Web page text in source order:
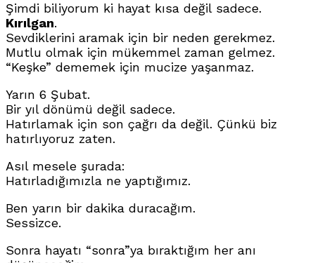
Şimdi biliyorum ki hayat kısa değil sadece.
Kırılgan.
Sevdiklerini aramak için bir neden gerekmez.
Mutlu olmak için mükemmel zaman gelmez.
“Keşke” dememek için mucize yaşanmaz.
Yarın 6 Şubat.
Bir yıl dönümü değil sadece.
Hatırlamak için son çağrı da değil. Çünkü biz
hatırlıyoruz zaten.
Asıl mesele şurada:
Hatırladığımızla ne yaptığımız.
Ben yarın bir dakika duracağım.
Sessizce.
Sonra hayatı “sonra”ya bıraktığım her anı